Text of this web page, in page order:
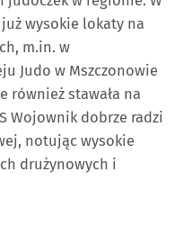
wysokie lokaty na
m.in. w
Judo w Mszczonowie
również stawała na
Wojownik dobrze radzi
notując wysokie
drużynowych i